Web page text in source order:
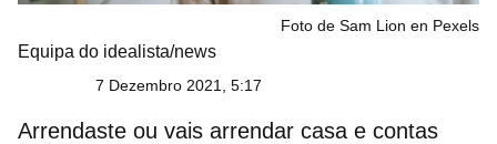
Foto de Sam Lion en Pexels
Equipa do idealista/news
7 Dezembro 2021, 5:17
Arrendaste ou vais arrendar casa e contas